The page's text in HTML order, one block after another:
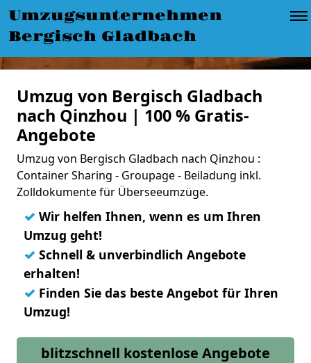
Umzugsunternehmen
Bergisch Gladbach
Umzug von Bergisch Gladbach
nach Qinzhou | 100 % Gratis-
Angebote
Umzug von Bergisch Gladbach nach Qinzhou :
Container Sharing - Groupage - Beiladung inkl.
Zolldokumente für Überseeumzüge.
✓ Wir helfen Ihnen, wenn es um Ihren
Umzug geht!
✓ Schnell & unverbindlich Angebote
erhalten!
✓ Finden Sie das beste Angebot für Ihren
Umzug!
blitzschnell kostenlose Angebote